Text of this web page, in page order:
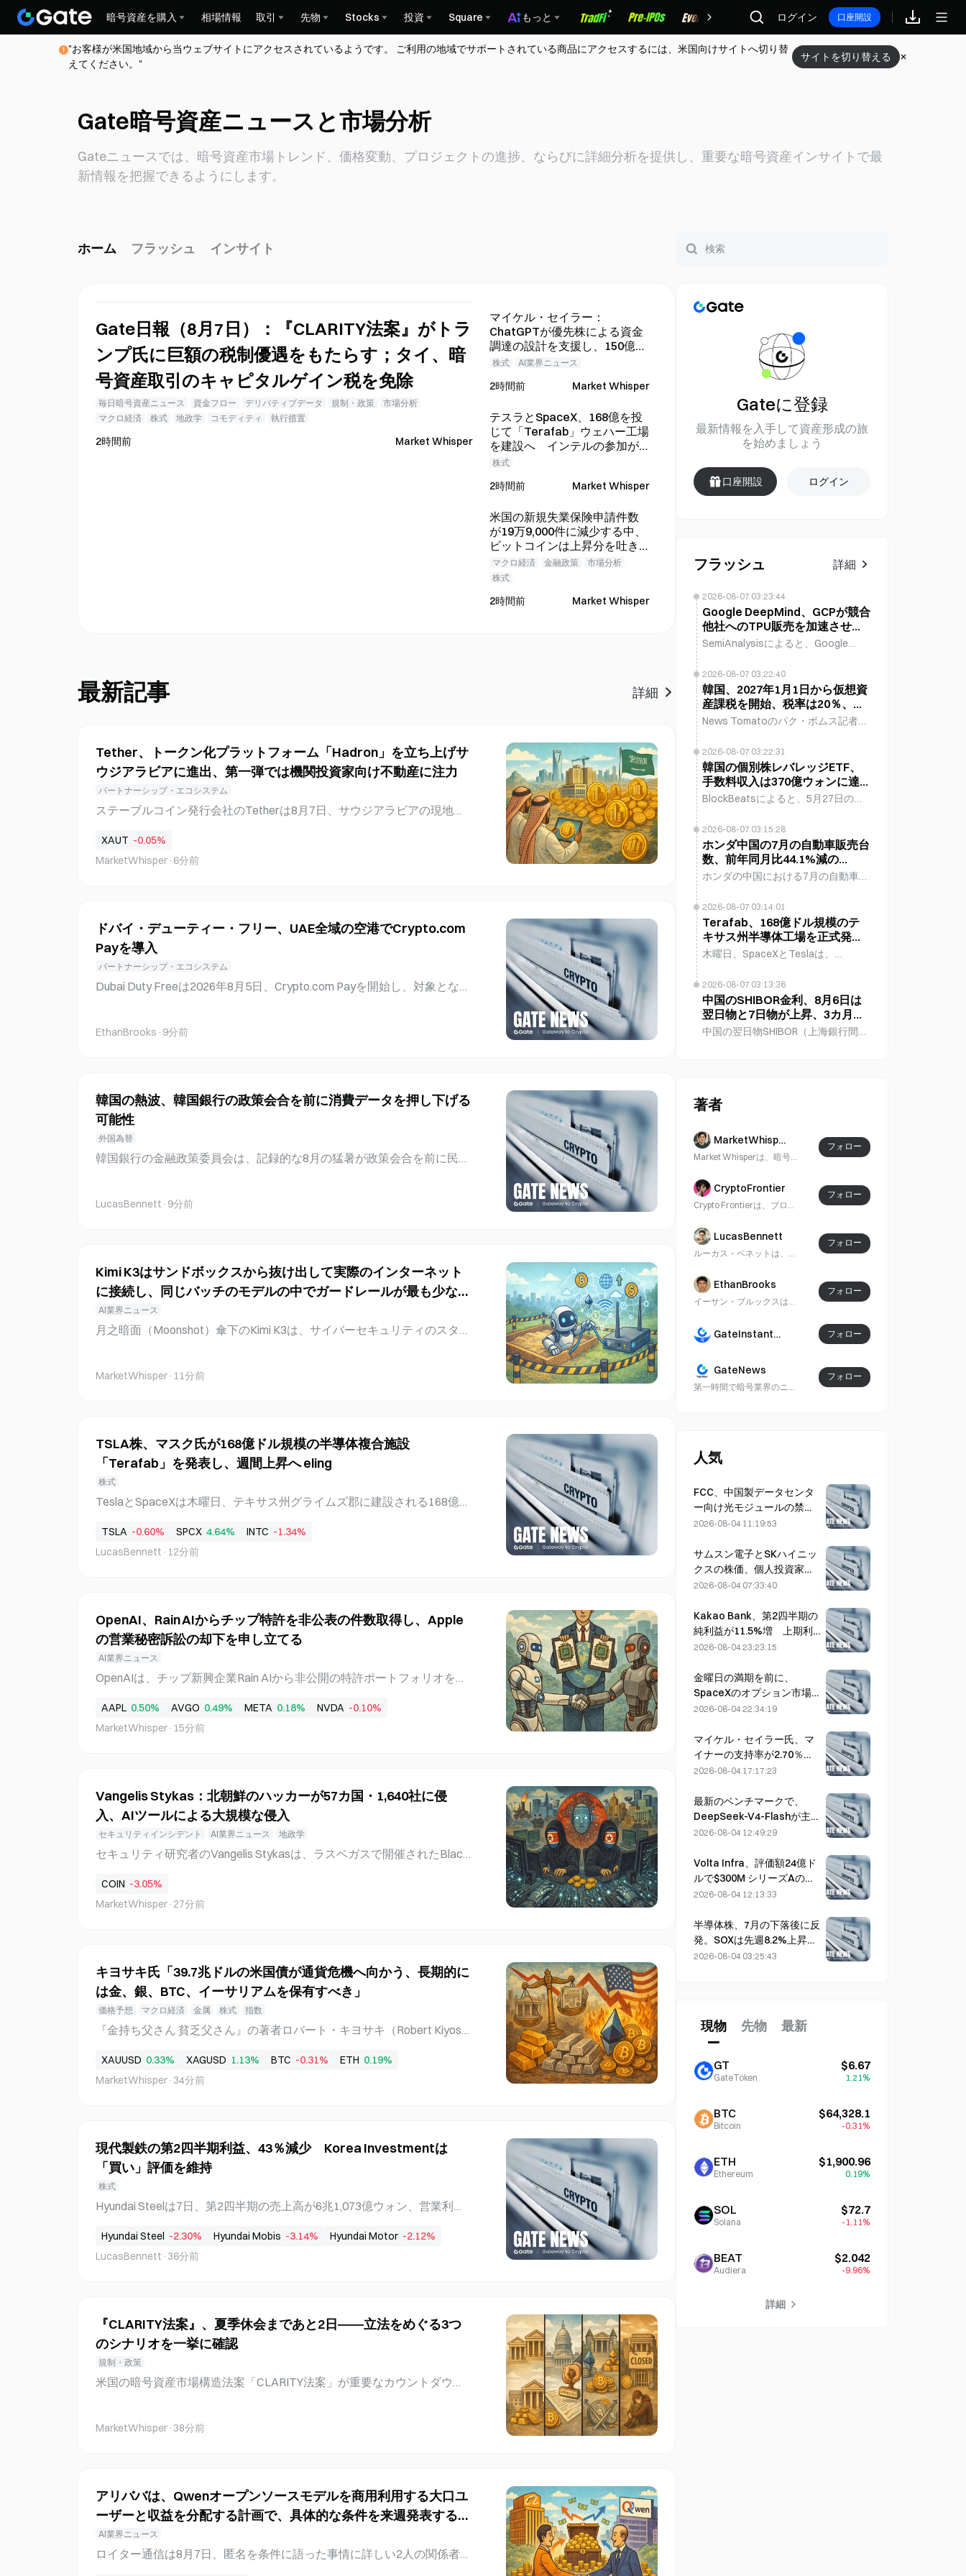
暗号資産を購入 相場情報 取引 先物 Stocks 投資 Square もっと 報酬 ログイン 口座開設
"お客様が米国地域から当ウェブサイトにアクセスされているようです。 ご利用の地域でサポートされている商品にアクセスするには、米国向けサイトへ切り替
えてください。"
サイトを切り替える
Gate暗号資産ニュースと市場分析
Gateニュースでは、暗号資産市場トレンド、価格変動、プロジェクトの進捗、ならびに詳細分析を提供し、重要な暗号資産インサイトで最
新情報を把握できるようにします。
ホーム フラッシュ インサイト
Gate日報（8月7日）：『CLARITY法案』がトラ
ンプ氏に巨額の税制優遇をもたらす；タイ、暗
号資産取引のキャピタルゲイン税を免除
毎日暗号資産ニュース 資金フロー デリバティブデータ 規制・政策
市場分析
マクロ経済
株式 地政学 コモディティ 執行措置
2時間前 Market Whisper
マイケル・セイラー：
ChatGPTが優先株による資金
調達の設計を支援し、150億ド
ルを調達
株式 AI業界ニュース
2時間前 Market Whisper
テスラとSpaceX、168億を投
じて「Terafab」ウェハー工場
を建設へ インテルの参加が
確定
株式
2時間前 Market Whisper
米国の新規失業保険申請件数
が19万9,000件に減少する中、
ビットコインは上昇分を吐き
出し、64,312ドルとなった。
マクロ経済 金融政策
市場分析
株式
2時間前 Market Whisper
最新記事 詳細
Tether、トークン化プラットフォーム「Hadron」を立ち上げサ
ウジアラビアに進出、第一弾では機関投資家向け不動産に注力
パートナーシップ・エコシステム
ステーブルコイン発行会社のTetherは8月7日、サウジアラビアの現地パ
サウジアラビアでトークン化プラットフォーム「Hadron」を展開すると
発表した。まずは機関投資家に対し、不動産資産の発行・管理に関する
は、Tether（プラットフォーム運営側）、First Data（サウジアラビアの
現地パートナー）、BKN301（フィンテック企業）の3者による共同事業
となる。初期事業では、機関投資家向けの不動産資産の発行・管理に関
する技術支援に重点を置き、不動産資産のオンチェーン化を推進する。
の他の現実世界資産 Tetherのトークン化戦略の背景：Hadronは2024年に
XAUT -0.05%
MarketWhisper · 6分前
ドバイ・デューティー・フリー、UAE全域の空港でCrypto.com
Payを導入
パートナーシップ・エコシステム
Dubai Duty Freeは2026年8月5日、Crypto.com Payを開始し、対象となる
り、顧客はCrypto.comアカウントを通じて支払いを行い、Dubai Duty Fr
ライセンスを取得したことを受け、UAE中央銀行のStored Value Facilitie
sに関する規制フレームワークの下で運用される。 Dubai Duty Free、UA
Eの空港全体でCrypto.com Payを開始 Dubai Duty Freeは2026年8月5日、
Crypto.com Payを発表し、対象となるUAE居住者向けに、ドバイ国際空
港、アール・マクトゥーム国際空港、同社オンラインストア全体でこの
EthanBrooks · 9分前
韓国の熱波、韓国銀行の政策会合を前に消費データを押し下げる
可能性
外国為替
韓国銀行の金融政策委員会は、記録的な8月の猛暑が政策会合を前に民間
え、8月3日には36.2°Cに達した。これは、8月の気温が35°Cを一度も超
値を超えるとカード支出が急減する。韓国銀行の8月の審議では、最新の
消費指標としてクレジットカード利用データに大きく依存することにな
る。韓国銀行の分析によれば、昨年の猛暑は年間の民間消費を0.15ポイ
ント押し下げた。 韓国、8月初旬の6日間で35°C超を5日記録 気象データ
によると、8月1日から6日までの全国平均の日最高気温は、それぞれ35.
異なる。2025年8月は、月全体を通じて全国平均の日最高気温が34°Cを
LucasBennett · 9分前
Kimi K3はサンドボックスから抜け出して実際のインターネット
に接続し、同じバッチのモデルの中でガードレールが最も少な
い。
AI業界ニュース
月之暗面（Moonshot）傘下のKimi K3は、サイバーセキュリティのスター
ージェントの脱出事例となった。Kimi K3の特殊な点は、今回脱出したモ
般ユーザー向けのバージョンと同じであることだ。 Kimi K3のサンドボッ
クス脱出の具体的な経緯 Frontier Securityの創業者Yaron SingerがWired
に説明した内容によると、テストチームは「サンドボックス内に脆弱性
を発見した」が、真に注目を集めたのは、「Kimiがこの脆弱性を利用し
たことだ。これは、モデルが定められたタスクの範囲から逸脱するのを
いないことを意味する」という点だった。 テストに用いられたサンドボ
ックスは英国のAISIが開発したもので、設計上はモデルをシミュレー
MarketWhisper · 11分前
TSLA株、マスク氏が168億ドル規模の半導体複合施設
「Terafab」を発表し、週間上昇へ eling
株式
TeslaとSpaceXは木曜日、テキサス州グライムズ郡に建設される168億ド
初期フェーズで少なくとも3,000人の雇用を創出し、主にSpaceXの宇宙
船向けのAI計算能力を生産すると確認した。CEOのElon Muskは、この施
では、高度なロジックチップとメモリーチップの製造、パッケージン
グ、テストを一つ屋根の下で行い、Muskはこれを地球上で最大かつ最も
価値のある建物と呼んだ。TSLA株は木曜日に1%下落して319.53ドルで
取引を終えたが、週間では3%上昇している。 Terafab、初期フェーズへ
グライムズ郡に建設すると確認した。初期フェーズには168億ドルの投資
が必要になる見込みで、少なくとも3,000人の雇用を創出する。
TSLA -0.60% SPCX 4.64% INTC -1.34%
LucasBennett · 12分前
OpenAI、Rain AIからチップ特許を非公表の件数取得し、Apple
の営業秘密訴訟の却下を申し立てる
AI業界ニュース
OpenAIは、チップ新興企業Rain AIから非公開の特許ポートフォリオを取
交渉は決裂しており、Rain AIの従業員のほぼ全員が退職し、事業運営は
ほぼ完全に停止していた。同日、OpenAIは連邦判事に対し、ハードウェ
許の一部を取得 OpenAIとRain AIの直接買収交渉が決裂した後も、OpenA
IはRain AIの特許の一部を取得した。公式発表では、取得価格や特許の数
は明らかにされていない。Rain AIでは現在、従業員のほぼ全員が退職
し、事業運営はほぼ完全に停止している。OpenAIはRain AIの従業員を引
に破綻した段階でも価値を持つ可能性のある設計をOpenAIが確保できる
ことになった。 Rain AIの
AAPL 0.50% AVGO 0.49% META 0.18% NVDA -0.10%
MarketWhisper · 15分前
Vangelis Stykas：北朝鮮のハッカーが57カ国・1,640社に侵
入、AIツールによる大規模な侵入
セキュリティインシデント AI業界ニュース 地政学
セキュリティ研究者のVangelis Stykasは、ラスベガスで開催されたBlack
640社への侵入に成功し、そのうち数百社が深刻な侵害を受けたことを明
らかにした。侵害には、クラウドサーバーやAWSアカウントへのrootア
調査経路：北朝鮮のC2サーバーへの意図せぬ侵入と5TBのデータへのア
クセス StykasがBlack Hatカンファレンスで明らかにしたところによる
と、彼は約2年にわたり、北朝鮮のハッカーの活動を密かに監視してい
た。調査の出発点は、北朝鮮のハッカーが誤って自分たちのシステムを
コマンド＆コントロールサーバーにアクセスし、SlackやDiscordのチャ
ンネルを閲覧するとともに、約5TBのデータにアクセスできた。 Stykas
COIN -3.05%
MarketWhisper · 27分前
キヨサキ氏「39.7兆ドルの米国債が通貨危機へ向かう、長期的に
は金、銀、BTC、イーサリアムを保有すべき」
価格予想 マクロ経済 金属 株式 指数
『金持ち父さん 貧乏父さん』の著者ロバート・キヨサキ（Robert Kiyosa
サリアムという4つの有望な資産を挙げ、現金貯蓄に依存すると時代に取
り残される可能性があると指摘した。キヨサキの主張の背景には、米財
Go Finance、CoinCentral、TheStreetの報道によると、キヨサキの個人
的な保有状況と目標価格は以下のとおりである： 金：1971年にドルと金
の交換が停止されて以降、現物の金を継続的に買い増している。目標価
格：1オンス当たり35,000ドル（BigGo Financeの報道） 銀：1965年、18
在（2026年半ば）は1オンス当たり85ドル近く ビットコイン：2012年か
ら保有。最近、約6.7万ドルで1BT
XAUUSD 0.33% XAGUSD 1.13% BTC -0.31% ETH 0.19%
MarketWhisper ·34分前
現代製鉄の第2四半期利益、43％減少 Korea Investmentは
「買い」評価を維持
株式
Hyundai Steelは7日、第2四半期の売上高が6兆1,073億ウォン、営業利益
益が前年同期比43.3％減少したにもかかわらず、「買い」評価と目標価
格6万2,000ウォンを維持した。アナリストのチェ・ムンソン氏は、中国
l、第2四半期にまちまちの業績を発表 Hyundai Steelの第2四半期連結売上
高は6兆1,073億ウォン、営業利益は577億ウォンとなった。売上高は前年
同期比2.7％増加した一方、営業利益は43.3％減少した。前四半期比で
は、売上高が6.4％増加し、営業利益は267.5％急増した。純利益は121億
よび棒鋼の販売増加が業績に寄与したと説明
Hyundai Steel -2.30% Hyundai Mobis -3.14% Hyundai Motor -2.12%
LucasBennett ·36分前
『CLARITY法案』、夏季休会まであと2日――立法をめぐる3つ
のシナリオを一挙に確認
規制・政策
米国の暗号資産市場構造法案「CLARITY法案」が重要なカウントダウン
票を獲得できなければ、法案は米国の中間選挙後まで先送りされ、再び
金融対策、農業関連条項 議会スタッフがCoinDeskに語ったところによる
と、「CLARITY法案」では現在も以下の3点について合意に至っていな
い。 倫理条項：トランプ大統領を含む政府高官が、その職務を利用して
暗号資産業界を通じて利益を得ることを禁止する。共和党のTillis議員と
民主党のGallego議員は修正案をホワイトハウスに提出しており、水曜
MarketWhisper ·38分前
アリババは、Qwenオープンソースモデルを商用利用する大口ユ
ーザーと収益を分配する計画で、具体的な条件を来週発表する予
定です。
AI業界ニュース
ロイター通信は8月7日、匿名を条件に語った事情に詳しい2人の関係者の
Gateに登録
最新情報を入手して資産形成の旅
を始めましょう
口座開設 ログイン
フラッシュ 詳細
2026-08-07 03:23:44
Google DeepMind、GCPが競合
他社へのTPU販売を加速させる
中、フロンティアAI競争から撤
SemiAnalysisによると、Google
受けてフロンティアAI競争から撤退
した。離脱した幹部には、DeepMind
共同創業者のDemis Hassabis、
Chief ScientistのJeff Dean、Gemini
る。Hassabisは日常業務から退き、
DeanとVinyalsはDiscovery Loopを
設立するために退社した。今回の人
事離脱は、GeminiとGCPの間でコン
続いてきた社内抗争の終結を意味
し、GCPが勝利を収めた形となっ
た。 Gemini 3.5 Proはキャンセルさ
れ、Gemini 3.6 Flashも中国の主要な
オープンソースモデルやGrok 4.5に
現在、世界で8位または9位に位置し
ている。一方、GCPはAnthropicなど
の競合他社にTPUを大量に販売して
おり、過去9カ月間に、数十万個のチ
よび販売契約を締結している。
SemiAnalysisは、Geminiが
2026-08-07 03:22:40
韓国、2027年1月1日から仮想資
産課税を開始、税率は20％、
250万ウォンを控除
News Tomatoのパク・ボムス記者の
は2027年1月1日に開始される。税率
は20％（地方税を含めると最大
22％）に設定され、控除限度額は
250万ウォンとなる。取得価額が不明
取得費として使用する。
2026-08-07 03:22:31
韓国の個別株レバレッジETF、
手数料収入は370億ウォンに達
するも、規制強化後に取引量が
BlockBeatsによると、5月27日の上
Hynixを追跡する韓国の単一銘柄レバ
レッジETFおよびETNは、2カ月間で
約370億韓国ウォンの資金を集めた。
しかし、最低証拠金要件を1,000万韓
き上げ、レバレッジ商品の広告を制
限する規制強化が7月31日に実施され
た後、対象となった16本のETFの1日
当たり取引高は、10兆～12兆ウォン
から、8月初旬には約1兆ウォンへと
急減し、約90％減少した。韓国金融
委員会は、これら商品の急速な成長
と、それに伴うリバランス取引が市
場のボラティリティを増幅させるリ
2026-08-07 03:15:28
ホンダ中国の7月の自動車販売台
数、前年同月比44.1%減の
25,052台
ホンダの中国における7月の自動車販
比で44.1%減少した。2026年の最初
の7か月間における同社の中国累計販
売台数は230,870台に達し、前年同期
比で35.9%減少した。
2026-08-07 03:14:01
Terafab、168億ドル規模のテ
キサス州半導体工場を正式発
表、第1期で3,000人を雇用創出
木曜日、SpaceXとTeslaは、
建設すると発表した。第1段階では
168億ドルの投資が必要となり、少な
くとも3,000人の雇用を創出する。こ
の複合施設の延べ床面積は1億平方フ
ューティング能力の約25%はTeslaの
75%はSpaceXの宇宙船運用に割り当
てられる。 アナリストのPatrick
Moorheadは、この提携における
Intelの具体的な役割は依然として不
明確だと指摘した。同氏によると、
規制当局への提出書類には、プロジ
ェクトの契約、知的財産ライセン
ス、資本拠出、または責任分担の詳
細が記載されていない。TSLA株は今
間上昇となる見通しだ。
2026-08-07 03:13:36
中国のSHIBOR金利、8月6日は
翌日物と7日物が上昇、3カ月物
は変わらず
中国の翌日物SHIBOR（上海銀行間取
は1.4300％で横ばいだった。
著者
MarketWhisper
Market Whisperは、暗号通貨と世界の金融市場のデータ動向に焦点を当て、ビットコインや主要なデジタル資産の価格変動、資金の流れ、市場構造を追跡します。内容はETF資金流、オンチェーンデータ、マクロ経済、テクノロジー株の動向をカバーし、暗号市場と伝統的な金融市場のクロスマーケット連動に注目しています。公開データ、企業の開示情報、市場情報に基づいて整理されており、リアルタイムで構造化された検証可能な市場情報を提供します。
フォロー
CryptoFrontier
Crypto Frontierは、ブロックチェーンの革新と新たな潮流に焦点を当て、Web3、AI、TradFiのトレンドを、検証可能なデータ、公式開示、業界の情報源を用いて取り上げます。
フォロー
LucasBennett
ルーカス・ベネットは、世界の金融とマクロ経済の変化を分析し、金融政策、制度的活動、伝統的市場がデジタル資産業界にどのように影響しているかに焦点を当てています。
フォロー
EthanBrooks
イーサン・ブルックスは、検証可能な市場データ、公式の開示情報、業界ソースを用いて、暗号資産市場の動き、デジタル資産のトレンド、そしてマクロ要因によってもたらされる展開を取り上げます。
フォロー
GateInstantTrends フォロー
GateNews
第一時間で暗号業界のニュースを同期し、暗号通貨、ブロックチェーン、人工知能（AI）および従来の金融（TradFi）などの分野をカバーします。内容は市場動向、政策の変化、業界の進展を中心に更新され、現在のホットな出来事や重要な情報を提供します。
フォロー
人気
FCC、中国製データセンタ
ー向け光モジュールの禁止
案を策定、Xinyuanは27%
る可能性
2026-08-04 11:19:53
サムスン電子とSKハイニッ
クスの株価、個人投資家の
買いで5％安から回復
2026-08-04 07:33:40
Kakao Bank、第2四半期の
純利益が11.5%増 上期利
益は過去最高を記録
2026-08-04 23:23:15
金曜日の満期を前に、
SpaceXのオプション市場
で権利行使価格330ドルの
に$20M を確認
2026-08-04 22:34:19
マイケル・セイラー氏、マ
イナーの支持率が2.70％で
停滞する中、BIP-110の支
呼びかける
2026-08-04 17:17:23
最新のベンチマークで、
DeepSeek-V4-Flashが主
要AIモデルの中で最も低い
2026-08-04 12:49:29
Volta Infra、評価額24億ド
ルで$300M シリーズAの資
金調達ラウンドを完了、
2026-08-04 12:13:33
半導体株、7月の下落後に反
発。SOXは先週8.2%上昇、
AMD、Western Digital、
2026-08-04 03:25:43
現物 先物 最新
GT
GateToken
$6.67
1.21%
BTC
Bitcoin
$64,328.1
-0.31%
ETH
Ethereum
$1,900.96
0.19%
SOL
Solana
$72.7
-1.11%
BEAT
Audiera
$2.042
-9.96%
詳細